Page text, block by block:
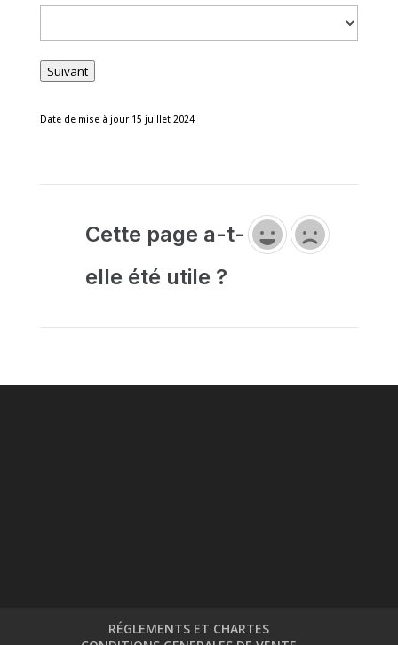
Suivant
Date de mise à jour 15 juillet 2024
Cette page a-t-
elle été utile ?
RÉGLEMENTS ET CHARTES